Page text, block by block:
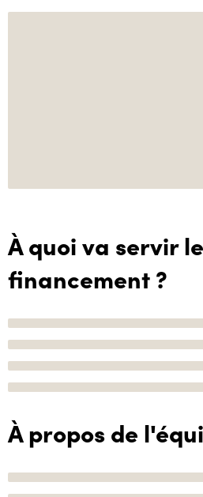
À quoi va servir le
financement ?
À propos de